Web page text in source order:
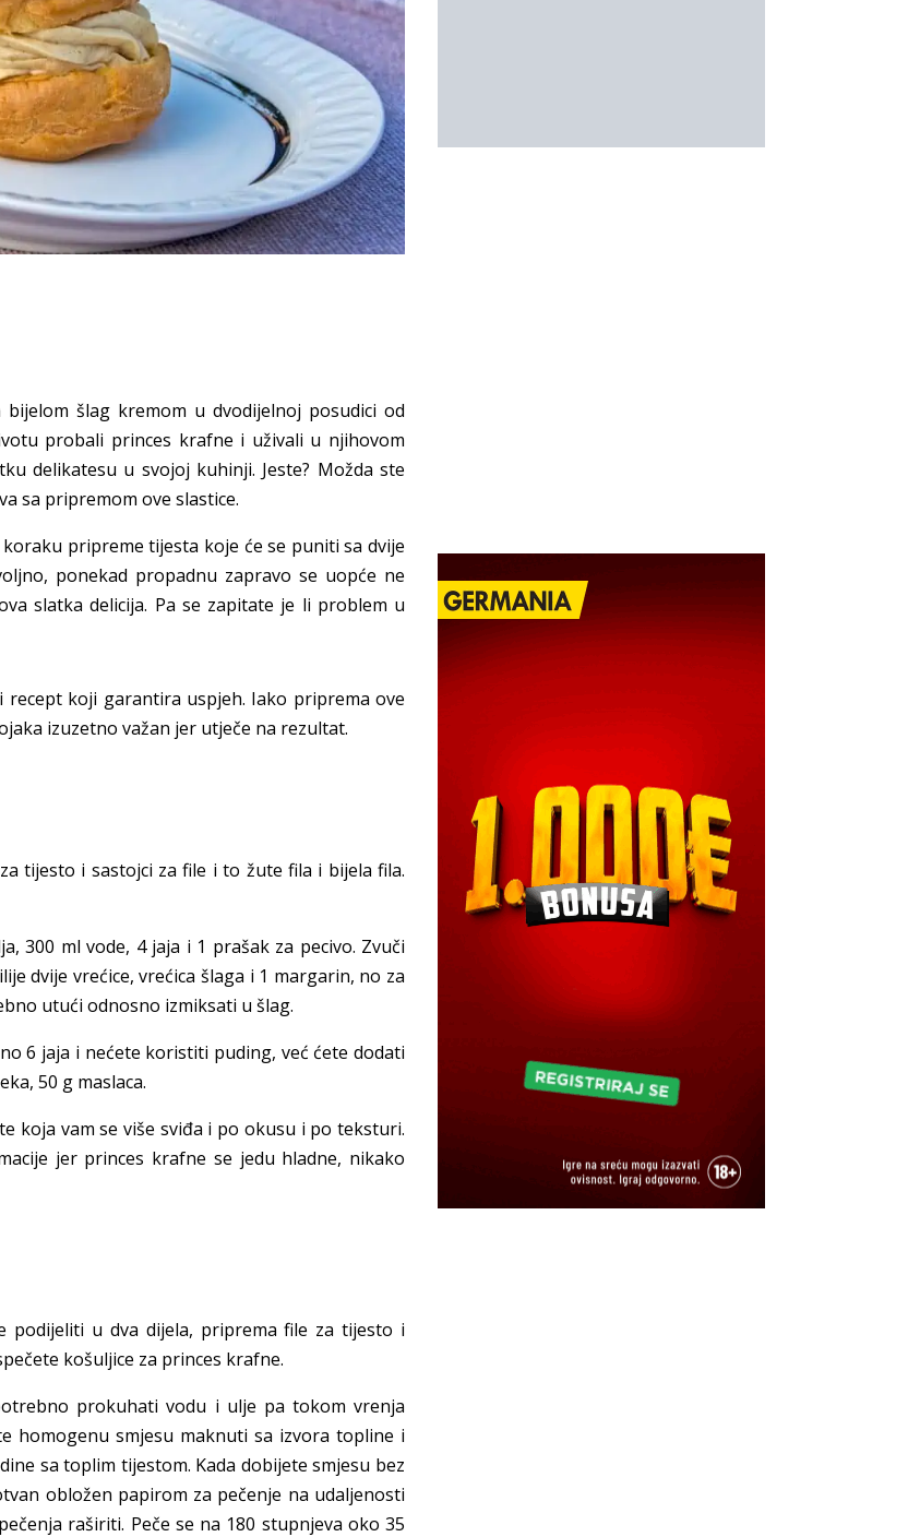
šlag kremom u dvodijelnoj posudici od
probali princes krafne i uživali u njihovom
delikatesu u svojoj kuhinji. Jeste? Možda ste
sa pripremom ove slastice.
pripreme tijesta koje će se puniti sa dvije
ponekad propadnu zapravo se uopće ne
slatka delicija. Pa se zapitate je li problem u
koji garantira uspjeh. Iako priprema ove
izuzetno važan jer utječe na rezultat.
tijesto i sastojci za file i to žute fila i bijela fila.
300 ml vode, 4 jaja i 1 prašak za pecivo. Zvuči
dvije vrećice, vrećica šlaga i 1 margarin, no za
utući odnosno izmiksati u šlag.
6 jaja i nećete koristiti puding, već ćete dodati
50 g maslaca.
koja vam se više sviđa i po okusu i po teksturi.
jer princes krafne se jedu hladne, nikako
podijeliti u dva dijela, priprema file za tijesto i
košuljice za princes krafne.
prokuhati vodu i ulje pa tokom vrenja
homogenu smjesu maknuti sa izvora topline i
sa toplim tijestom. Kada dobijete smjesu bez
obložen papirom za pečenje na udaljenosti
raširiti. Peče se na 180 stupnjeva oko 35